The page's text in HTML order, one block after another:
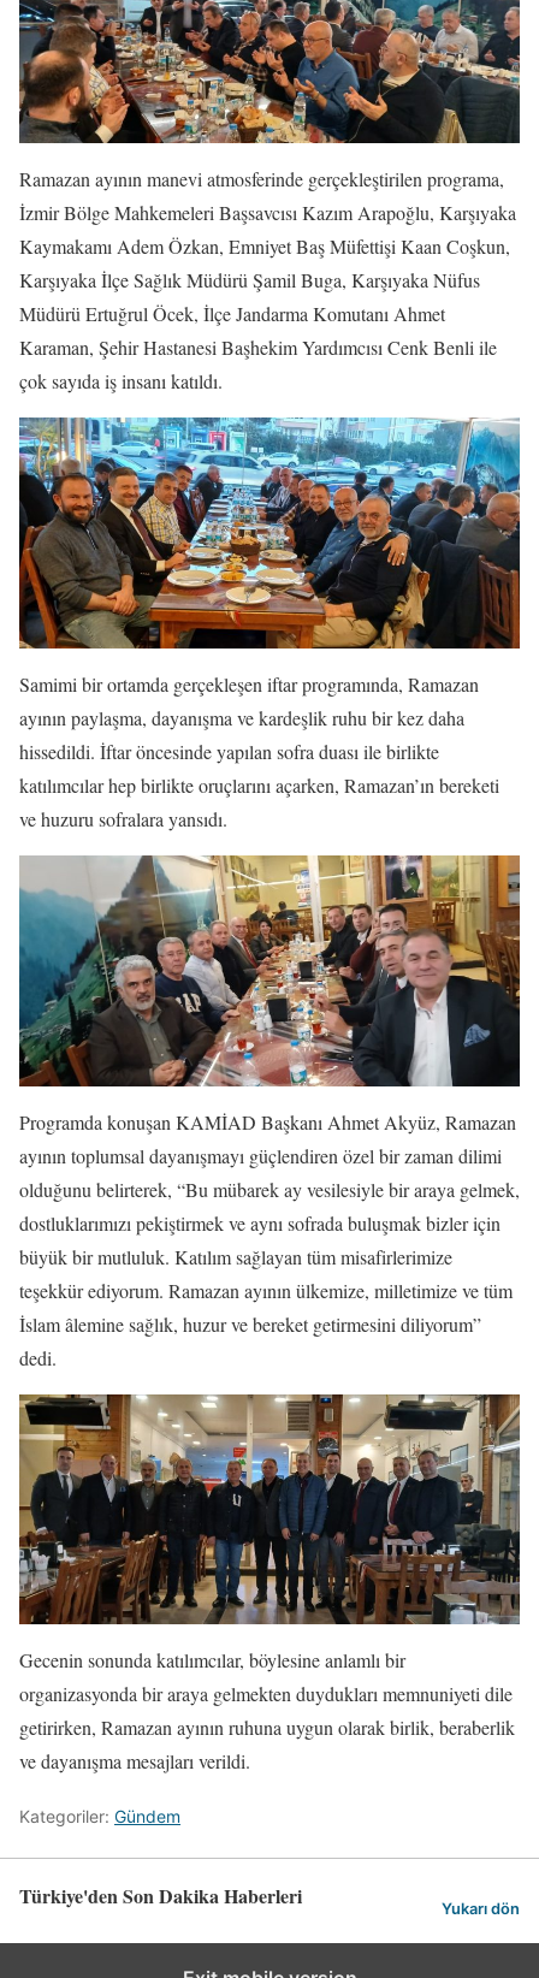
Ramazan ayının manevi atmosferinde gerçekleştirilen programa,
İzmir Bölge Mahkemeleri Başsavcısı Kazım Arapoğlu, Karşıyaka
Kaymakamı Adem Özkan, Emniyet Baş Müfettişi Kaan Coşkun,
Karşıyaka İlçe Sağlık Müdürü Şamil Buga, Karşıyaka Nüfus
Müdürü Ertuğrul Öcek, İlçe Jandarma Komutanı Ahmet
Karaman, Şehir Hastanesi Başhekim Yardımcısı Cenk Benli ile
çok sayıda iş insanı katıldı.
Samimi bir ortamda gerçekleşen iftar programında, Ramazan
ayının paylaşma, dayanışma ve kardeşlik ruhu bir kez daha
hissedildi. İftar öncesinde yapılan sofra duası ile birlikte
katılımcılar hep birlikte oruçlarını açarken, Ramazan’ın bereketi
ve huzuru sofralara yansıdı.
Programda konuşan KAMİAD Başkanı Ahmet Akyüz, Ramazan
ayının toplumsal dayanışmayı güçlendiren özel bir zaman dilimi
olduğunu belirterek, “Bu mübarek ay vesilesiyle bir araya gelmek,
dostluklarımızı pekiştirmek ve aynı sofrada buluşmak bizler için
büyük bir mutluluk. Katılım sağlayan tüm misafirlerimize
teşekkür ediyorum. Ramazan ayının ülkemize, milletimize ve tüm
İslam âlemine sağlık, huzur ve bereket getirmesini diliyorum”
dedi.
Gecenin sonunda katılımcılar, böylesine anlamlı bir
organizasyonda bir araya gelmekten duydukları memnuniyeti dile
getirirken, Ramazan ayının ruhuna uygun olarak birlik, beraberlik
ve dayanışma mesajları verildi.
Kategoriler: Gündem
Türkiye'den Son Dakika Haberleri Yukarı dön